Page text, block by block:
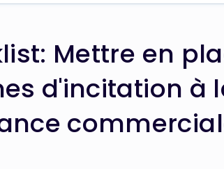
Mettre en
d'incitation à